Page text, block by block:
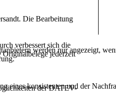
Die Bearbeitung
verbessert sich die
jederzeit
der DATEV-
werden nur angezeigt,
konsistenten und der